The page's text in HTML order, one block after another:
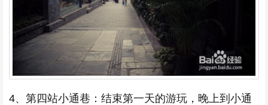
4、第四站小通巷：结束第一天的游玩，晚上到小通